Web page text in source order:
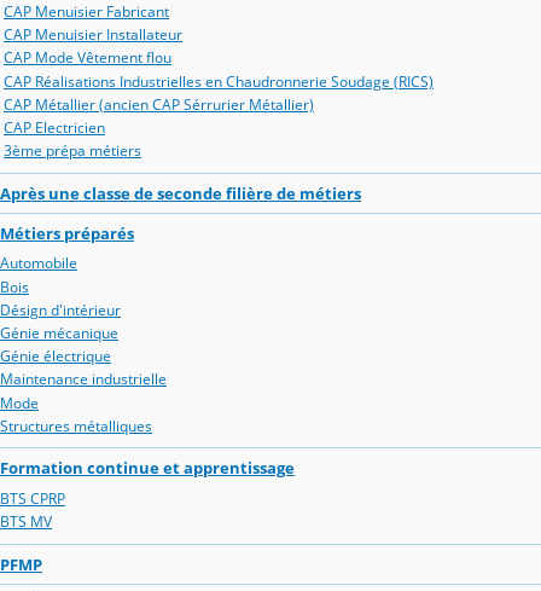
CAP Menuisier Fabricant
CAP Menuisier Installateur
CAP Mode Vêtement flou
CAP Réalisations Industrielles en Chaudronnerie Soudage (RICS)
CAP Métallier (ancien CAP Sérrurier Métallier)
CAP Electricien
3ème prépa métiers
Après une classe de seconde filière de métiers
Métiers préparés
Automobile
Bois
Désign d'intérieur
Génie mécanique
Génie électrique
Maintenance industrielle
Mode
Structures métalliques
Formation continue et apprentissage
BTS CPRP
BTS MV
PFMP